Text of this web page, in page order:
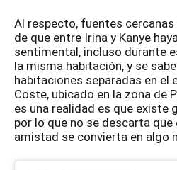
Al respecto, fuentes
de que entre Irina y Kanye
sentimental, incluso durante
la misma habitación, y se
habitaciones separadas en el
Coste, ubicado en la zona de
es una realidad es que existe
por lo que no se descarta
amistad se convierta en algo